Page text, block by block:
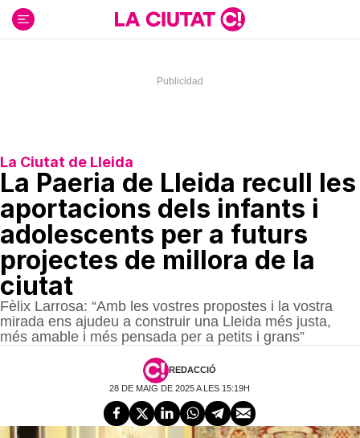
contenido
La Ciutat de Lleida
La Paeria de Lleida recull les
aportacions dels infants i
adolescents per a futurs
projectes de millora de la
ciutat
Fèlix Larrosa: “Amb les vostres propostes i la vostra
mirada ens ajudeu a construir una Lleida més justa,
més amable i més pensada per a petits i grans”
REDACCIÓ
28 DE MAIG DE 2025 A LES 15:19H